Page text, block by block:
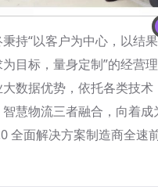
持“以客户为中心，以结
目标，量身定制”的经营
大数据优势，依托各类技
慧物流三者融合，向着成
全面解决方案制造商全速